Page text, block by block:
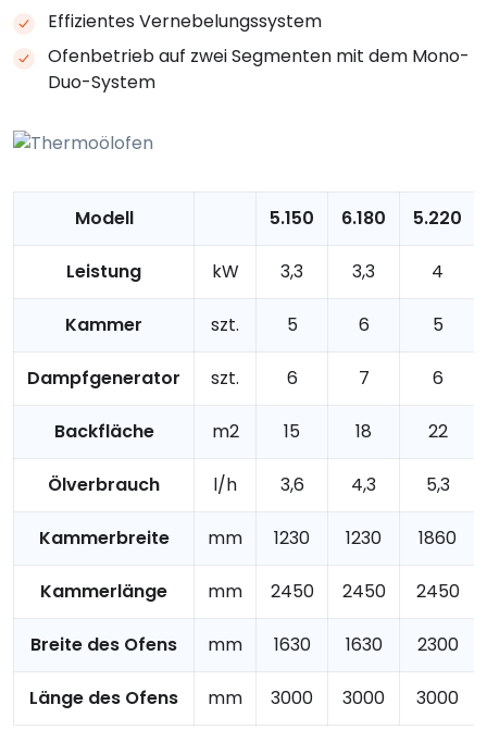
Effizientes Vernebelungssystem
Ofenbetrieb auf zwei Segmenten mit dem Mono-
Duo-System
Modell 5.150 6.180 5.220
Leistung kW 3,3 3,3 4
Kammer szt. 5 6 5
Dampfgenerator szt. 6 7 6
Backfläche m2 15 18 22
Ölverbrauch l/h 3,6 4,3 5,3
Kammerbreite mm 1230 1230 1860
Kammerlänge mm 2450 2450 2450
Breite des Ofens mm 1630 1630 2300
Länge des Ofens mm 3000 3000 3000